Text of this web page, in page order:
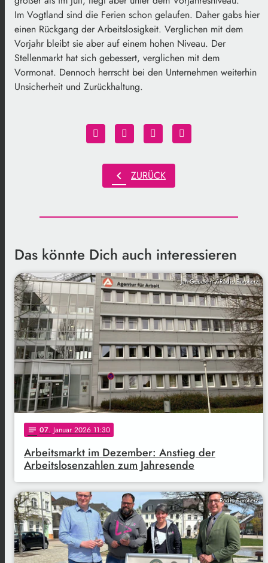
Im Vogtland sind die Ferien schon gelaufen. Daher gabs hier
einen Rückgang der Arbeitslosigkeit. Verglichen mit dem
Vorjahr bleibt sie aber auf einem hohen Niveau. Der
Stellenmarkt hat sich gebessert, verglichen mit dem
Vormonat. Dennoch herrscht bei den Unternehmen weiterhin
Unsicherheit und Zurückhaltung.
chevron_left ZURÜCK
Das könnte Dich auch interessieren
Jan Gebelein / Radio Euroherz
notes 07. Januar 2026 11:30
Arbeitsmarkt im Dezember: Anstieg der
Arbeitslosenzahlen zum Jahresende
Radio Euroherz